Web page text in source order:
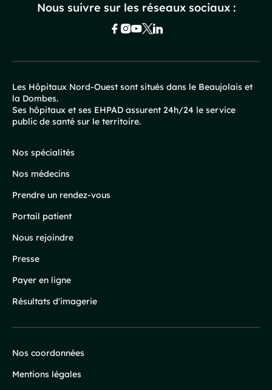
Nous suivre sur les réseaux sociaux :
Pied
de
page
Les Hôpitaux Nord-Ouest sont situés dans le Beaujolais et
la Dombes.
Ses hôpitaux et ses EHPAD assurent 24h/24 le service
public de santé sur le territoire.
Nos spécialités
Nos médecins
Prendre un rendez-vous
Portail patient
Nous rejoindre
Presse
Payer en ligne
Résultats d'imagerie
Infos
Nos coordonnées
Mentions légales